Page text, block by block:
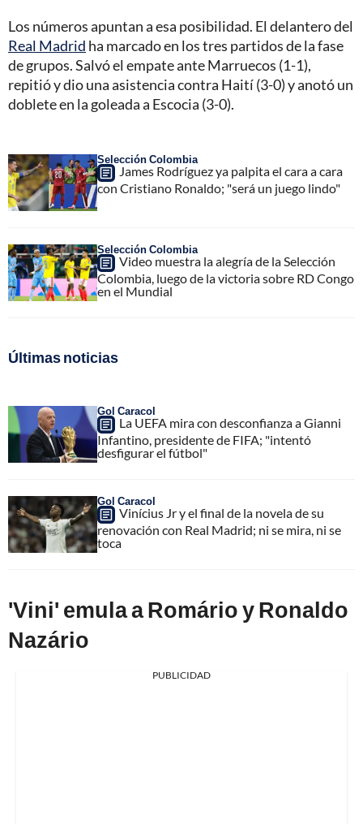
Los números apuntan a esa posibilidad. El delantero del
Real Madrid ha marcado en los tres partidos de la fase
de grupos. Salvó el empate ante Marruecos (1-1),
repitió y dio una asistencia contra Haití (3-0) y anotó un
doblete en la goleada a Escocia (3-0).
Selección Colombia
James Rodríguez ya palpita el cara a cara
con Cristiano Ronaldo; "será un juego lindo"
Selección Colombia
Video muestra la alegría de la Selección
Colombia, luego de la victoria sobre RD Congo
en el Mundial
Últimas noticias
Gol Caracol
La UEFA mira con desconfianza a Gianni
Infantino, presidente de FIFA; "intentó
desfigurar el fútbol"
Gol Caracol
Vinícius Jr y el final de la novela de su
renovación con Real Madrid; ni se mira, ni se
toca
'Vini' emula a Romário y Ronaldo
Nazário
PUBLICIDAD